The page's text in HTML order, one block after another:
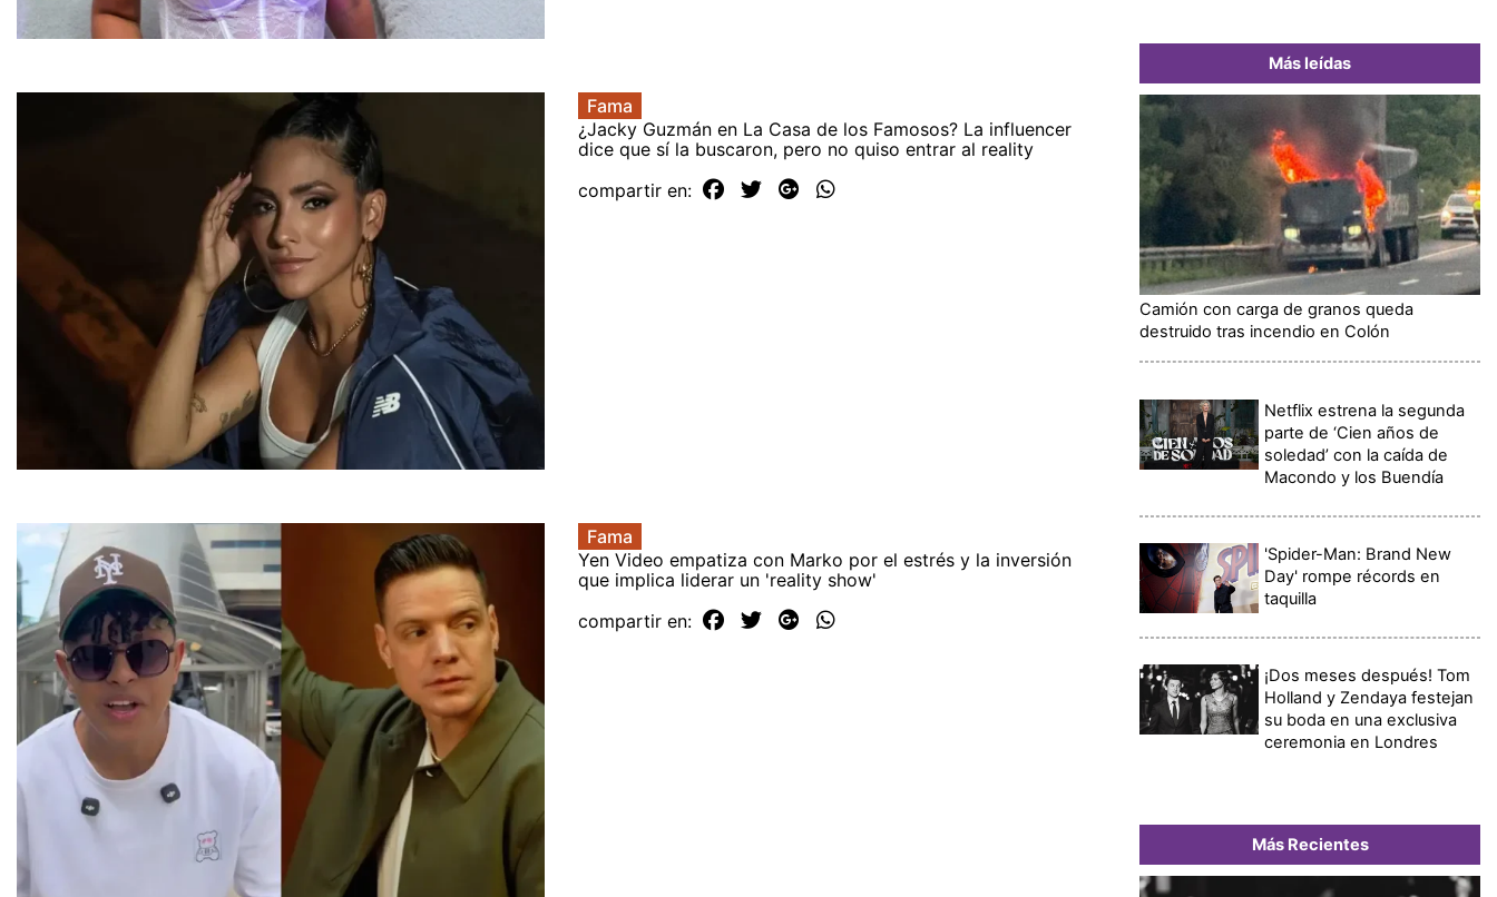
Fama
¿Jacky Guzmán en La Casa de los Famosos? La influencer
dice que sí la buscaron, pero no quiso entrar al reality
compartir en:
Fama
Yen Video empatiza con Marko por el estrés y la inversión
que implica liderar un 'reality show'
compartir en:
Más leídas
Camión con carga de granos queda
destruido tras incendio en Colón
Netflix estrena la segunda
parte de ‘Cien años de
soledad’ con la caída de
Macondo y los Buendía
'Spider-Man: Brand New
Day' rompe récords en
taquilla
¡Dos meses después! Tom
Holland y Zendaya festejan
su boda en una exclusiva
ceremonia en Londres
Más Recientes